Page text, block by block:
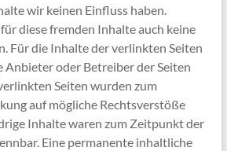
wir keinen Einfluss haben.
diese fremden Inhalte auch keine
Für die Inhalte der verlinkten Seiten
Anbieter oder Betreiber der Seiten
Seiten wurden zum
auf mögliche Rechtsverstöße
Inhalte waren zum Zeitpunkt der
Eine permanente inhaltliche